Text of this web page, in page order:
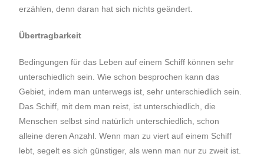
erzählen, denn daran hat sich nichts geändert.
Übertragbarkeit
Bedingungen für das Leben auf einem Schiff können sehr
unterschiedlich sein. Wie schon besprochen kann das
Gebiet, indem man unterwegs ist, sehr unterschiedlich sein.
Das Schiff, mit dem man reist, ist unterschiedlich, die
Menschen selbst sind natürlich unterschiedlich, schon
alleine deren Anzahl. Wenn man zu viert auf einem Schiff
lebt, segelt es sich günstiger, als wenn man nur zu zweit ist.